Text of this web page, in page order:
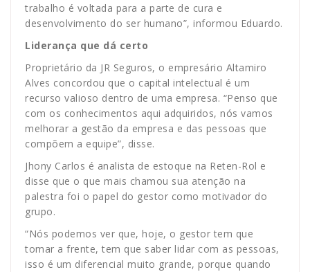
trabalho é voltada para a parte de cura e
desenvolvimento do ser humano”, informou Eduardo.
Liderança que dá certo
Proprietário da JR Seguros, o empresário Altamiro
Alves concordou que o capital intelectual é um
recurso valioso dentro de uma empresa. “Penso que
com os conhecimentos aqui adquiridos, nós vamos
melhorar a gestão da empresa e das pessoas que
compõem a equipe”, disse.
Jhony Carlos é analista de estoque na Reten-Rol e
disse que o que mais chamou sua atenção na
palestra foi o papel do gestor como motivador do
grupo.
“Nós podemos ver que, hoje, o gestor tem que
tomar a frente, tem que saber lidar com as pessoas,
isso é um diferencial muito grande, porque quando